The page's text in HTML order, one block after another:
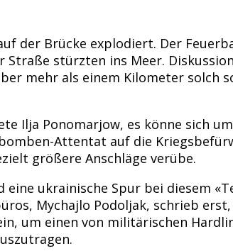
der Brücke explodiert. Der
stürzten ins Meer.
mehr als einem Kilometer solch
Ilja Ponomarjow, es könne sich
Attentat auf die
größere Anschläge verübe.
ukrainische Spur bei diesem
Mychajlo Podoljak, schrieb
um einen von militärischen